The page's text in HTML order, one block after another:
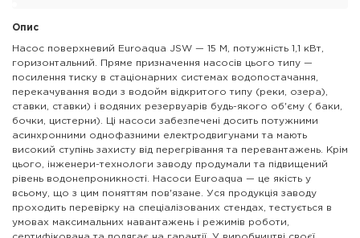
Опис
Насос поверхневий Euroaqua JSW — 15 M, потужність 1,1 кВт,
горизонтальний. Пряме призначення насосів цього типу —
посилення тиску в стаціонарних системах водопостачання,
перекачування води з водойм відкритого типу (реки, озера),
ставки, ставки) і водяних резервуарів будь-якого об'єму ( баки,
бочки, цистерни). Ці насоси забезпечені досить потужними
асинхронними однофазними електродвигунами та мають
високий ступінь захисту від перегрівання та перевантажень. Крім
цього, інженери-технологи заводу продумали та підвищений
рівень водонепроникності. Насоси Euroaqua — це якість у
всьому, що з цим поняттям пов'язане. Уся продукція заводу
проходить перевірку на спеціалізованих стендах, тестується в
умовах максимальних навантажень і режимів роботи,